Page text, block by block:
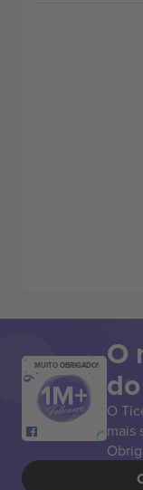
MUITO OBRIGADO! O
O
mais